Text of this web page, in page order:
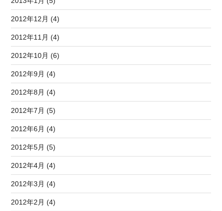
2012年12月 (4)
2012年11月 (4)
2012年10月 (6)
2012年9月 (4)
2012年8月 (4)
2012年7月 (5)
2012年6月 (4)
2012年5月 (5)
2012年4月 (4)
2012年3月 (4)
2012年2月 (4)